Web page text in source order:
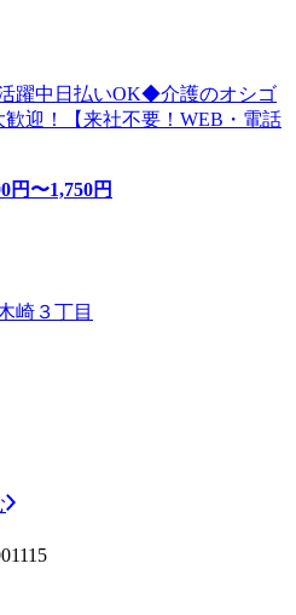
躍中日払いOK◆介護のオシゴ
歓迎！【来社不要！WEB・電話
円〜1,750円
崎３丁目